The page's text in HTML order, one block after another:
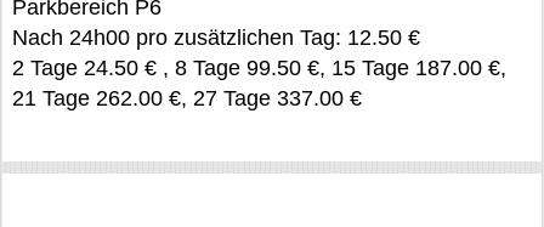
Parkbereich P6
Nach 24h00 pro zusätzlichen Tag: 12.50 €
2 Tage 24.50 € , 8 Tage 99.50 €, 15 Tage 187.00 €,
21 Tage 262.00 €, 27 Tage 337.00 €